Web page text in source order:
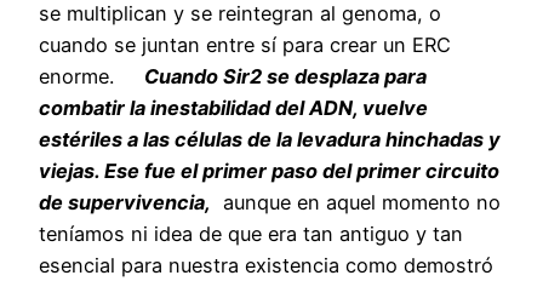
se multiplican y se reintegran al genoma, o
cuando se juntan entre sí para crear un ERC
enorme.
Cuando Sir2 se desplaza para
combatir la inestabilidad del ADN, vuelve
estériles a las células de la levadura hinchadas y
viejas. Ese fue el primer paso del primer circuito
de supervivencia, aunque en aquel momento no
teníamos ni idea de que era tan antiguo y tan
esencial para nuestra existencia como demostró